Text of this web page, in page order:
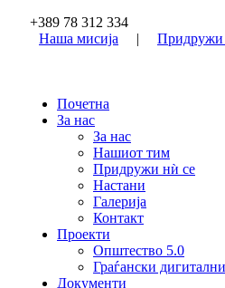
+389 78 312 334
Наша мисија
| Придружи
Почетна
За нас
За нас
Нашиот тим
Придружи нѝ се
Настани
Галерија
Контакт
Проекти
Општество 5.0
Граѓански
Документи